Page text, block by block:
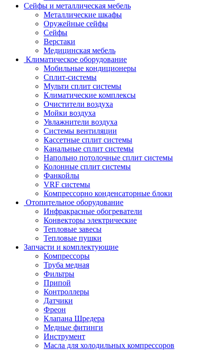
Сейфы и металлическая мебель
Металлические шкафы
Оружейные сейфы
Сейфы
Верстаки
Медицинская мебель
Климатическое оборудование
Мобильные кондиционеры
Сплит-системы
Мульти сплит системы
Климатические комплексы
Очистители воздуха
Мойки воздуха
Увлажнители воздуха
Системы вентиляции
Кассетные сплит системы
Канальные сплит системы
Напольно потолочные сплит системы
Колонные сплит системы
Фанкойлы
VRF системы
Компрессорно конденсаторные блоки
Отопительное оборудование
Инфракрасные обогреватели
Конвекторы электрические
Тепловые завесы
Тепловые пушки
Запчасти и комплектующие
Компрессоры
Труба медная
Фильтры
Припой
Контроллеры
Датчики
Фреон
Клапана Шредера
Медные фитинги
Инструмент
Масла для холодильных компрессоров